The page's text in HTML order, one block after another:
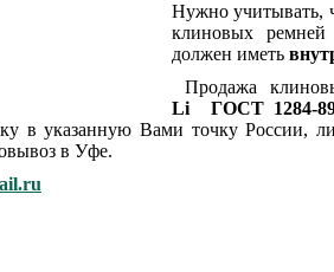
Нужно учитывать,
клиновых
должен иметь
Продажа
Li ГОСТ 1284-
в указанную Вами точку России,
в Уфе.